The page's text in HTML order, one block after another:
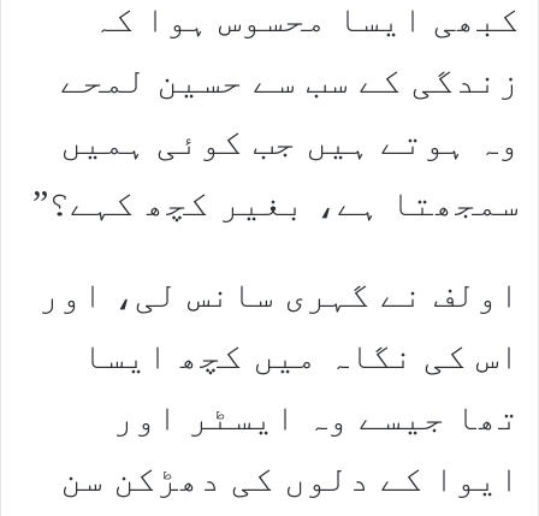
کبھی ایسا محسوس ہوا کہ
زندگی کے سب سے حسین لمحے
وہ ہوتے ہیں جب کوئی ہمیں
سمجھتا ہے، بغیر کچھ کہے؟”
اولف نے گہری سانس لی، اور
اس کی نگاہ میں کچھ ایسا
تھا جیسے وہ ایسٹر اور
ایوا کے دلوں کی دھڑکن سن